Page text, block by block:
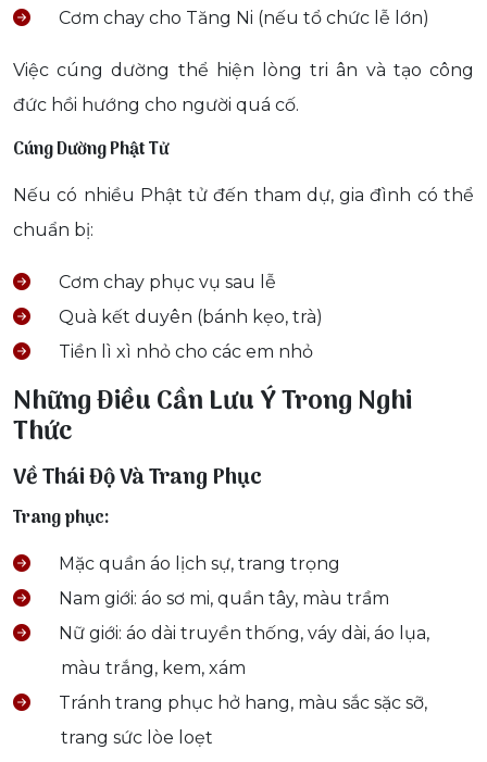
Cơm chay cho Tăng Ni (nếu tổ chức lễ lớn)
Việc cúng dường thể hiện lòng tri ân và tạo công
đức hồi hướng cho người quá cố.
Cúng Dường Phật Tử
Nếu có nhiều Phật tử đến tham dự, gia đình có thể
chuẩn bị:
Cơm chay phục vụ sau lễ
Quà kết duyên (bánh kẹo, trà)
Tiền lì xì nhỏ cho các em nhỏ
Những Điều Cần Lưu Ý Trong Nghi
Thức
Về Thái Độ Và Trang Phục
Trang phục:
Mặc quần áo lịch sự, trang trọng
Nam giới: áo sơ mi, quần tây, màu trầm
Nữ giới: áo dài truyền thống, váy dài, áo lụa,
màu trắng, kem, xám
Tránh trang phục hở hang, màu sắc sặc sỡ,
trang sức lòe loẹt